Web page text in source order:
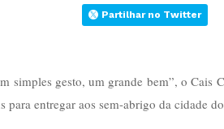
Partilhar no Twitter
simples gesto, um grande bem”, o Cais
para entregar aos sem-abrigo da cidade